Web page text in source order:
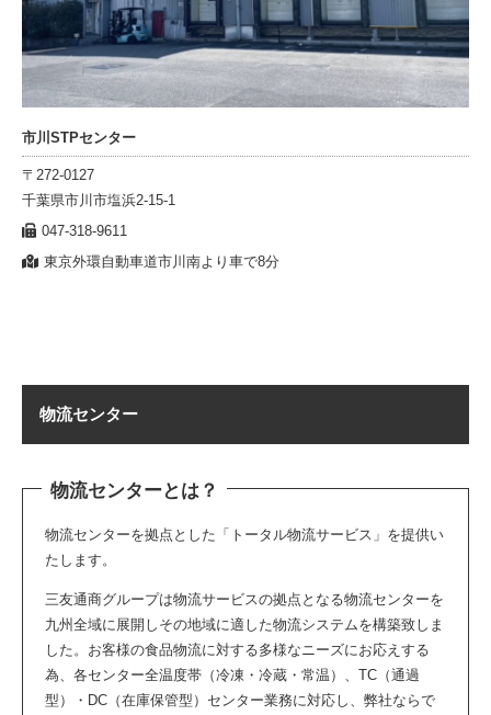
市川STPセンター
〒272-0127
千葉県市川市塩浜2-15-1
047-318-9611
東京外環自動車道市川南より車で8分
物流センター
物流センターとは？
物流センターを拠点とした「トータル物流サービス」を提供い
たします。
三友通商グループは物流サービスの拠点となる物流センターを
九州全域に展開しその地域に適した物流システムを構築致しま
した。お客様の食品物流に対する多様なニーズにお応えする
為、各センター全温度帯（冷凍・冷蔵・常温）、TC（通過
型）・DC（在庫保管型）センター業務に対応し、弊社ならで